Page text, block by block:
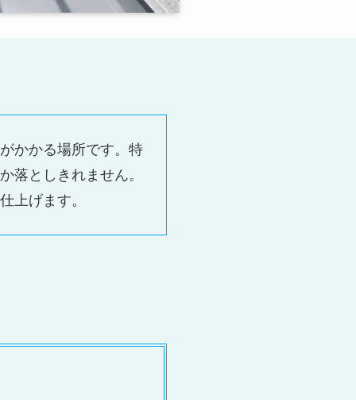
かかる場所です。特
落としきれません。
上げます。